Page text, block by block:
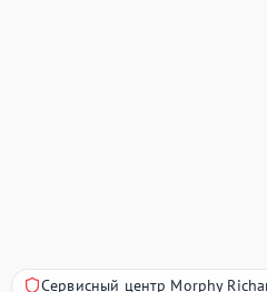
Сервисный центр Morphy